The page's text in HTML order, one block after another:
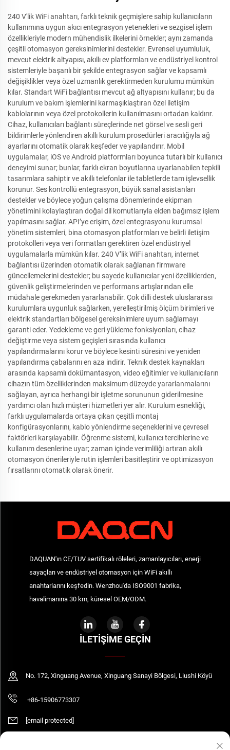
240 V'lik WiFi anahtarı, farklı teknik geçmişlere sahip kullanıcıların
kullanımına uygun akıcı entegrasyon yetenekleri ve sezgisel işlem
özellikleriyle modern mühendislik ilkelerini örnekler; aynı zamanda
çeşitli otomasyon gereksinimlerini destekler. Evrensel uyumluluk,
mevcut elektrik altyapısı, akıllı ev platformları ve endüstriyel kontrol
sistemleriyle başarılı bir şekilde entegrasyon sağlar ve kapsamlı
değişiklikler veya özel uzmanlık gerektirmeden kurulumu mümkün
kılar. Standart WiFi bağlantısı mevcut ağ altyapısını kullanır; bu da
kurulum ve bakım işlemlerini karmaşıklaştıran özel iletişim
kablolarının veya özel protokollerin kullanılmasını ortadan kaldırır.
Cihaz, kullanıcıları bağlantı süreçlerinde net görsel ve sesli geri
bildirimlerle yönlendiren akıllı kurulum prosedürleri aracılığıyla ağ
ayarlarını otomatik olarak keşfeder ve yapılandırır. Mobil
uygulamalar, iOS ve Android platformları boyunca tutarlı bir kullanıcı
deneyimi sunar; bunlar, farklı ekran boyutlarına uyarlanabilen tepkili
tasarımlara sahiptir ve akıllı telefonlar ile tabletlerde tam işlevsellik
korunur. Ses kontrollü entegrasyon, büyük sanal asistanları
destekler ve böylece yoğun çalışma dönemlerinde ekipman
yönetimini kolaylaştıran doğal dil komutlarıyla elden bağımsız işlem
yapılmasını sağlar. API’ye erişim, özel entegrasyonu kurumsal
yönetim sistemleri, bina otomasyon platformları ve belirli iletişim
protokolleri veya veri formatları gerektiren özel endüstriyel
uygulamalarla mümkün kılar. 240 V’lik WiFi anahtarı, internet
bağlantısı üzerinden otomatik olarak sağlanan firmware
güncellemelerini destekler; bu sayede kullanıcılar yeni özelliklerden,
güvenlik geliştirmelerinden ve performans artışlarından elle
müdahale gerekmeden yararlanabilir. Çok dilli destek uluslararası
kurulumlara uygunluk sağlarken, yerelleştirilmiş ölçüm birimleri ve
elektrik standartları bölgesel gereksinimlere uyum sağlamayı
garanti eder. Yedekleme ve geri yükleme fonksiyonları, cihaz
değiştirme veya sistem geçişleri sırasında kullanıcı
yapılandırmalarını korur ve böylece kesinti süresini ve yeniden
yapılandırma çabalarını en aza indirir. Teknik destek kaynakları
arasında kapsamlı dokümantasyon, video eğitimler ve kullanıcıların
cihazın tüm özelliklerinden maksimum düzeyde yararlanmalarını
sağlayan, ayrıca herhangi bir işletme sorununun giderilmesine
yardımcı olan hızlı müşteri hizmetleri yer alır. Kurulum esnekliği,
farklı uygulamalarda ortaya çıkan çeşitli montaj
konfigürasyonlarını, kablo yönlendirme seçeneklerini ve çevresel
faktörleri karşılayabilir. Öğrenme sistemi, kullanıcı tercihlerine ve
kullanım desenlerine uyar; zaman içinde verimliliği artıran akıllı
otomasyon önerileriyle rutin işlemleri basitleştirir ve optimizasyon
fırsatlarını otomatik olarak önerir.
DAQUAN'ın CE/TUV sertifikalı röleleri, zamanlayıcıları, enerji
sayaçları ve endüstriyel otomasyon için WiFi akıllı
anahtarlarını keşfedin. Wenzhou'da ISO9001 fabrika,
havalimanına 30 km, küresel OEM/ODM.
İLETIŞIME GEÇIN
No. 172, Xinguang Avenue, Xinguang Sanayi Bölgesi, Liushi Köyü
+86-15906773307
[email protected]